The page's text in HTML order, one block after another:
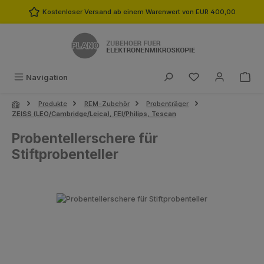
Zum Hauptinhalt springen
Kostenloser Versand ab einem Warenwert von EUR 400,00
Navigation Du hast 0
Produkte REM-Zubehör
Probenträger
ZEISS (LEO/Cambridge/Leica), FEI/Philips, Tescan
Probentellerschere für
Stiftprobenteller
Bildergalerie überspringen